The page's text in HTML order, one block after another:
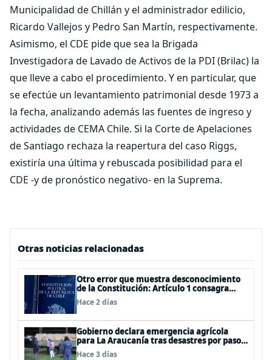
Municipalidad de Chillán y el administrador edilicio,
Ricardo Vallejos y Pedro San Martín, respectivamente.
Asimismo, el CDE pide que sea la Brigada
Investigadora de Lavado de Activos de la PDI (Brilac) la
que lleve a cabo el procedimiento. Y en particular, que
se efectúe un levantamiento patrimonial desde 1973 a
la fecha, analizando además las fuentes de ingreso y
actividades de CEMA Chile. Si la Corte de Apelaciones
de Santiago rechaza la reapertura del caso Riggs,
existiría una última y rebuscada posibilidad para el
CDE -y de pronóstico negativo- en la Suprema.
Otras noticias relacionadas
Otro error que muestra desconocimiento
de la Constitución: Artículo 1 consagra
resguardar la seguridad nacional y
proteger a los ciudadanos
Hace 2 días
Gobierno declara emergencia agrícola
para La Araucanía tras desastres por pasos
de sistemas frontales
Hace 3 días